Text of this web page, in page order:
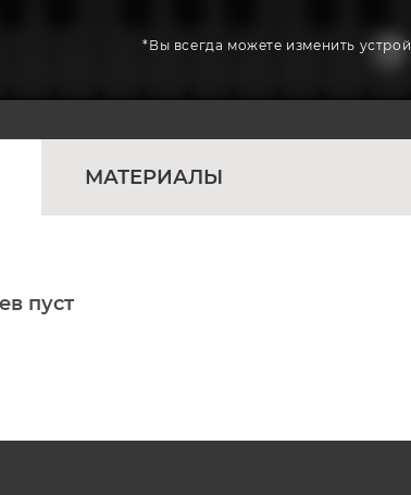
*Вы всегда можете изменить
МАТЕРИАЛЫ
пуст